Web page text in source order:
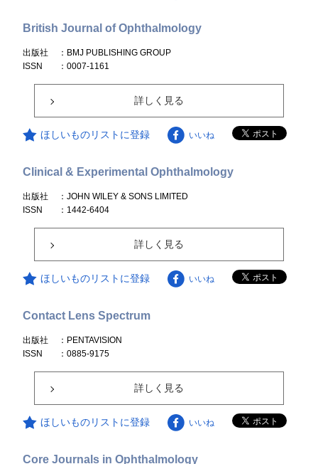
British Journal of Ophthalmology
出版社
：BMJ PUBLISHING GROUP
ISSN
：0007-1161
詳しく見る
ほしいものリストに登録 いいね
Clinical & Experimental Ophthalmology
出版社
：JOHN WILEY & SONS LIMITED
ISSN
：1442-6404
詳しく見る
ほしいものリストに登録 いいね
Contact Lens Spectrum
出版社
：PENTAVISION
ISSN
：0885-9175
詳しく見る
ほしいものリストに登録 いいね
Core Journals in Ophthalmology